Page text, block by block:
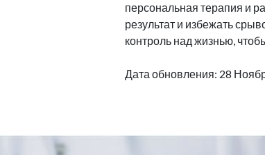
персональная терапия и
результат и избежать
контроль над жизнью,
Дата обновления: 28